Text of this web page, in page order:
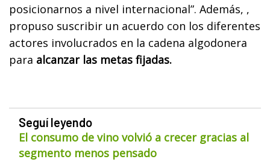
posicionarnos a nivel internacional”. Además, ,
propuso suscribir un acuerdo con los diferentes
actores involucrados en la cadena algodonera
para alcanzar las metas fijadas.
Seguí leyendo
El consumo de vino volvió a crecer gracias al
segmento menos pensado